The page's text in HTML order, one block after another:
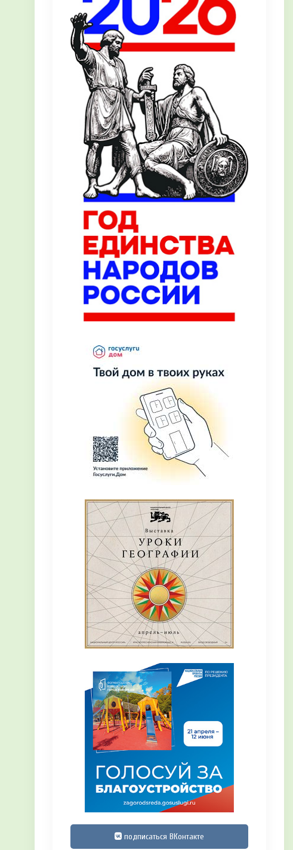
подписаться ВКонтакте